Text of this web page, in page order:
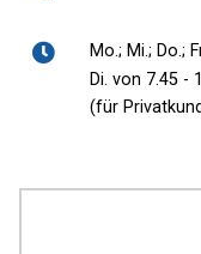
Mo.; Mi.; Do.;
Di. von 7.45 -
(für